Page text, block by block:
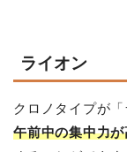
ライオン
クロノタイプが
午前中の集中力